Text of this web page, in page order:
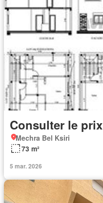
Consulter le prix
Mechra Bel Ksiri
73 m²
5 mar. 2026